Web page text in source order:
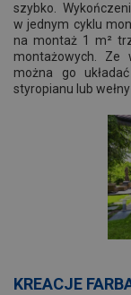
szybko.
w jednym cyklu
na montaż 1 m²
montażowych. Ze
można go
styropianu lub
KREACJE